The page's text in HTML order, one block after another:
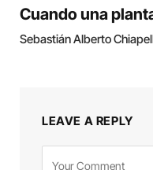
Cuando una
Sebastián Alberto
LEAVE A REPLY